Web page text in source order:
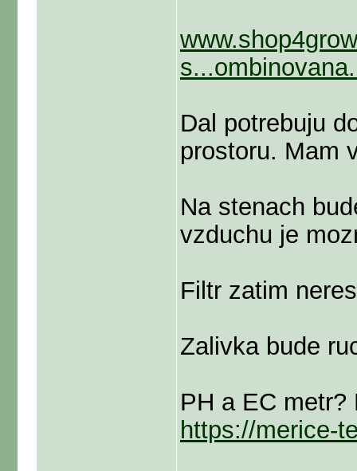
Dal potrebuju
prostoru. Mam
Na stenach
vzduchu je
Filtr zatim
Zalivka bude
PH a EC
https://merice-